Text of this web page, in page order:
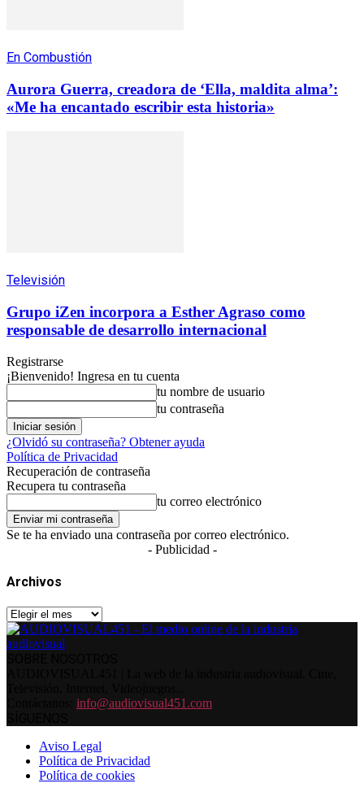
En Combustión
Aurora Guerra, creadora de ‘Ella, maldita alma’:
«Me ha encantado escribir esta historia»
Televisión
Grupo iZen incorpora a Esther Agraso como
responsable de desarrollo internacional
Registrarse
¡Bienvenido! Ingresa en tu cuenta
tu nombre de usuario
tu contraseña
¿Olvidó su contraseña? Obtener ayuda
Política de Privacidad
Recuperación de contraseña
Recupera tu contraseña
tu correo electrónico
Se te ha enviado una contraseña por correo electrónico.
- Publicidad -
Archivos
Archivos
info@audiovisual451.com
Aviso Legal
Política de Privacidad
Política de cookies